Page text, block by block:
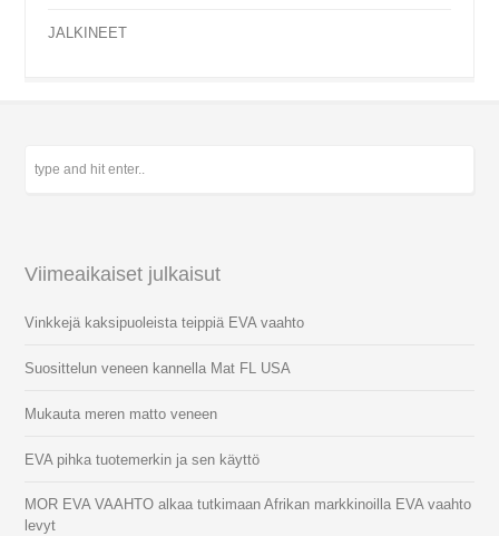
JALKINEET
Viimeaikaiset julkaisut
Vinkkejä kaksipuoleista teippiä EVA vaahto
Suosittelun veneen kannella Mat FL USA
Mukauta meren matto veneen
EVA pihka tuotemerkin ja sen käyttö
MOR EVA VAAHTO alkaa tutkimaan Afrikan markkinoilla EVA vaahto
levyt